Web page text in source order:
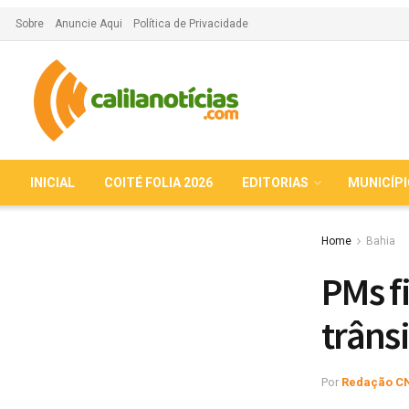
Sobre Anuncie Aqui Política de Privacidade
INICIAL COITÉ FOLIA 2026 EDITORIAS
Home Bahia
PMs
Por Redação